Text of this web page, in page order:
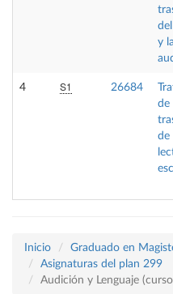
y la
4 S1 26684
de
de
Inicio
Graduado en
Asignaturas del plan 299
Audición y Lenguaje